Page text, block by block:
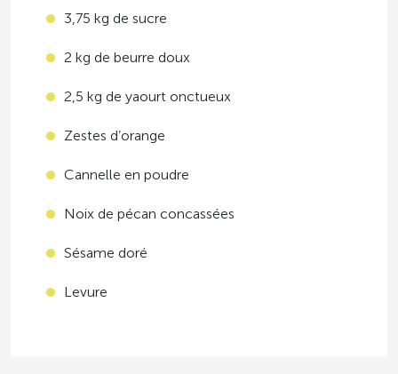
3,75 kg de sucre
2 kg de beurre doux
2,5 kg de yaourt onctueux
Zestes d’orange
Cannelle en poudre
Noix de pécan concassées
Sésame doré
Levure